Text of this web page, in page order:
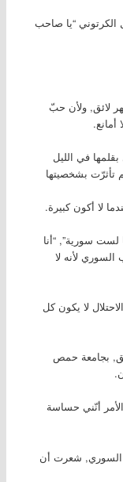
“يا صاحب
لائق, ولأن حبّ
في الليل
تأثرّت بشخصيتها
لا أكون كبيرة.
لست سورية”, “أنا
لأنه لا
لا يكون كل
بجامعة حمص
أنّني حساسة
السوري, شعرت أن